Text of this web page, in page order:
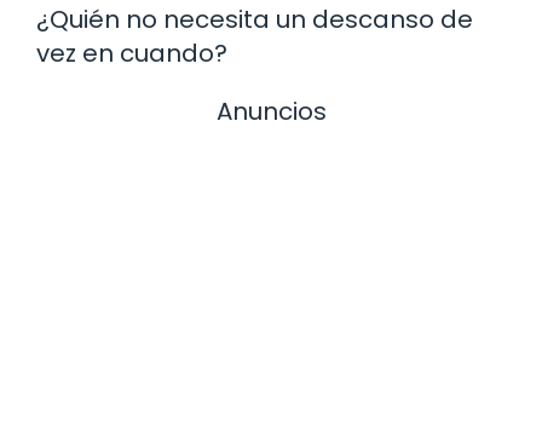
¿Quién no necesita un descanso de
vez en cuando?
Anuncios